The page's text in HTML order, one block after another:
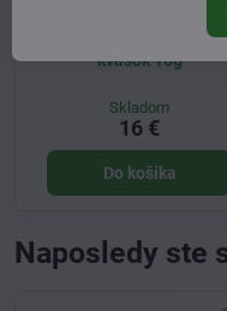
Rossnagl sušený ražný
kvások 10g
Skladom
16 €
Do košíka
Naposledy ste